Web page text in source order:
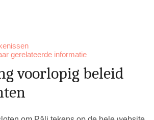
gerelateerde informatie
voorlopig beleid